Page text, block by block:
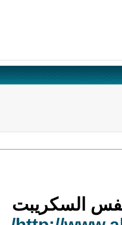
السكريبت